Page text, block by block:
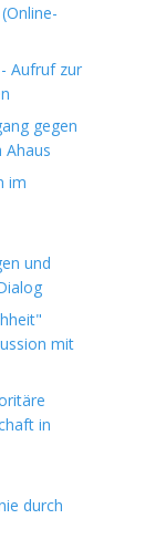
Aufruf zur
gegen
Ahaus
im
und
mit
in
durch